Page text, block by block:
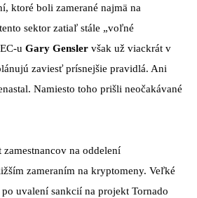
ktoré boli zamerané najmä na
sektor zatiaľ stále „voľné
u Gary Gensler však už viackrát v
zaviesť prísnejšie pravidlá. Ani
Namiesto toho prišli neočakávané
na oddelení
zameraním na kryptomeny. Veľké
uvalení sankcií na projekt Tornado